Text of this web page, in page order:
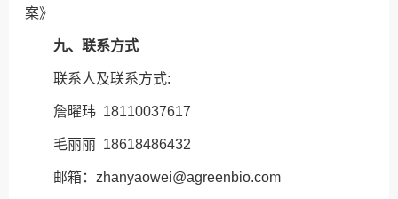
案》
九、联系方式
联系人及联系方式:
詹曜玮 18110037617
毛丽丽 18618486432
邮箱：zhanyaowei@agreenbio.com